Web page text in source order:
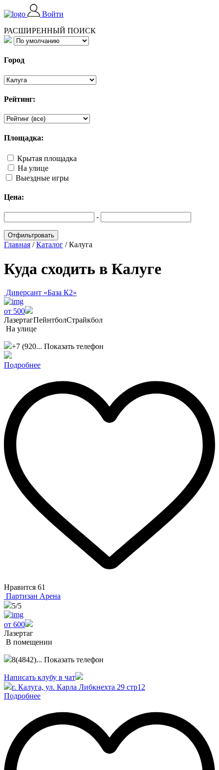
Войти
РАСШИРЕННЫЙ ПОИСК
Город
Рейтинг:
Площадка:
Крытая площадка
На улице
Выездные игры
Цена:
-
Главная /Каталог /Калуга
Куда сходить в Калуге
Диверсант «База К2»
от 500
ЛазертагПейнтболСтрайкбол
На улице
+7 (920... Показать телефон
Подробнее
Нравится 61
Партизан Арена
5/5
от 600
Лазертаг
В помещении
8(4842)... Показать телефон
Написать клубу в чат
г. Калуга, ул. Карла Либкнехта 29 стр12
Подробнее